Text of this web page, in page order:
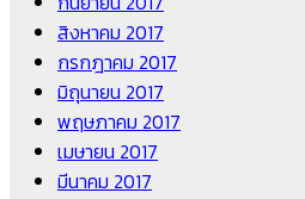
สิงหาคม 2017
กรกฎาคม 2017
มิถุนายน 2017
พฤษภาคม 2017
เมษายน 2017
มีนาคม 2017